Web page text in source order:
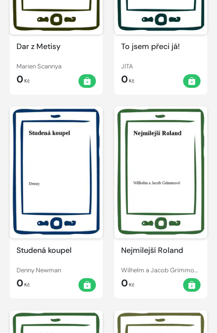
Dar z Metisy
Marien Scannya
0Kč
To jsem přeci já!
JITA
0Kč
Studená koupel
Denny Newman
0Kč
Nejmilejší Roland
Wilhelm a Jacob Grimmové
0Kč